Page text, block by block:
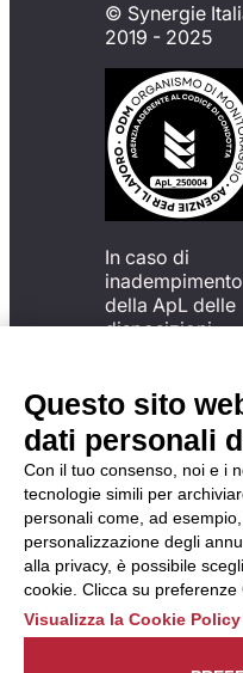
© Synergie
2019 - 2025
In caso di
della ApL delle
disposizioni
possibile
reclamo
all’Organismo di
Monitoraggio
una delle
descritte al
indirizzo web
https://odm-
Questo sito
dati personali
Con il tuo consenso, noi e i
tecnologie simili per
personali come, ad
personalizzazione degli
alla privacy, è possibile
cookie. Clicca su preferenze
Visualizza la Cookie